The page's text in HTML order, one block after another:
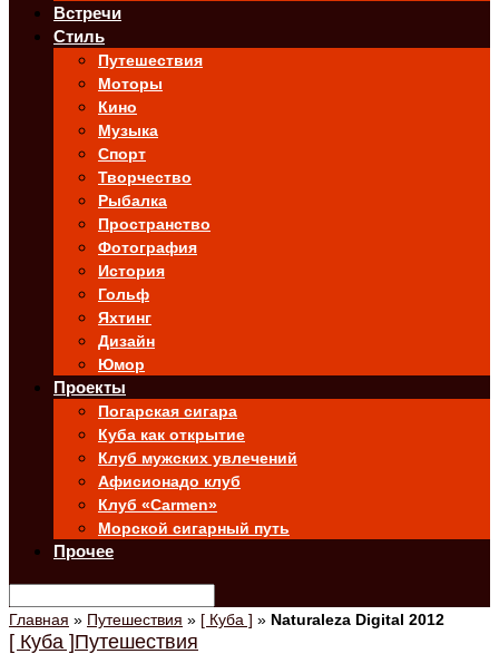
Встречи
Стиль
Путешествия
Моторы
Кино
Музыка
Спорт
Творчество
Рыбалка
Пространство
Фотография
История
Гольф
Яхтинг
Дизайн
Юмор
Проекты
Погарская сигара
Куба как открытие
Клуб мужских увлечений
Афисионадо клуб
Клуб «Carmen»
Морской сигарный путь
Прочее
Главная » Путешествия » [ Куба ] » Naturaleza Digital 2012
[ Куба ]Путешествия